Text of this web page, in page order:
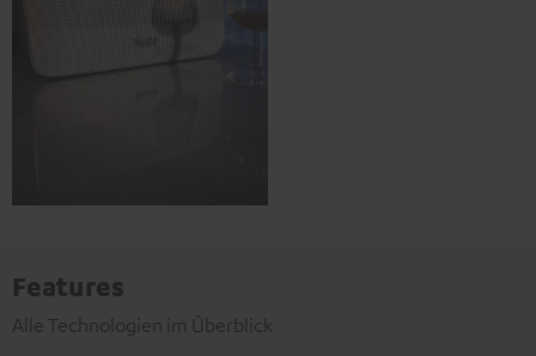
Features
Alle Technologien im Überblick